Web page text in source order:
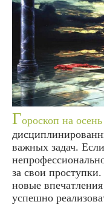
Гороскоп на
важных задач.
за свои
новые
успешно